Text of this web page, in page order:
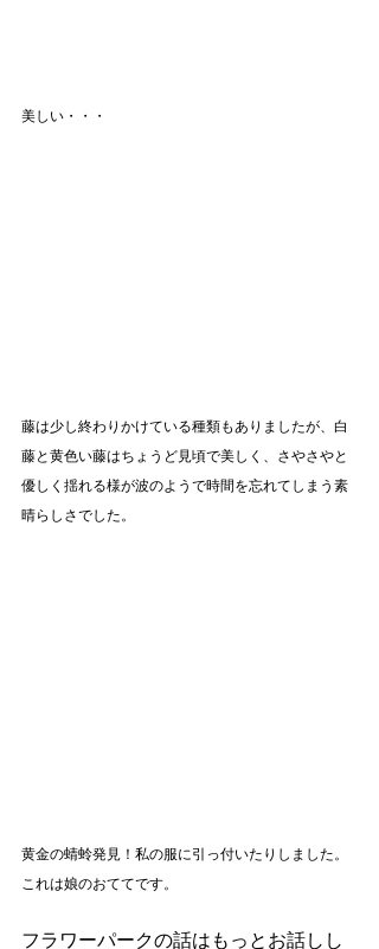
美しい・・・
藤は少し終わりかけている種類もありましたが、白
藤と黄色い藤はちょうど見頃で美しく、さやさやと
優しく揺れる様が波のようで時間を忘れてしまう素
晴らしさでした。
黄金の蜻蛉発見！私の服に引っ付いたりしました。
これは娘のおててです。
フラワーパークの話はもっとお話しし